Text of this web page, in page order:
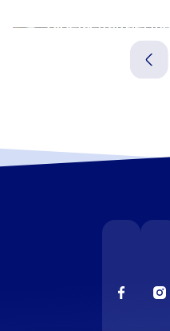
Biberach an der Riß
Deutschland